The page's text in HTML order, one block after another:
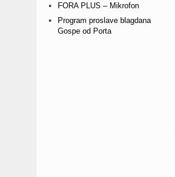
FORA PLUS – Mikrofon
Program proslave blagdana
Gospe od Porta